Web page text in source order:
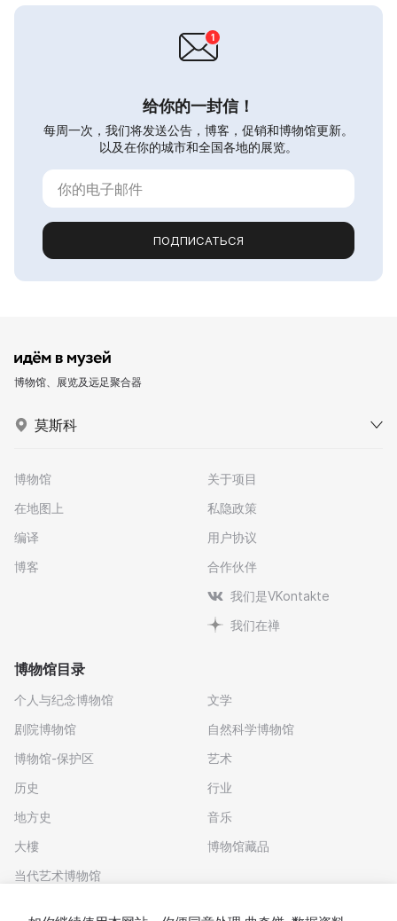
给你的一封信！
每周一次，我们将发送公告，博客，促销和博物馆更新。
以及在你的城市和全国各地的展览。
ПОДПИСАТЬСЯ
博物馆、展览及远足聚合器
莫斯科
博物馆
在地图上
编译
博客
关于项目
私隐政策
用户协议
合作伙伴
我们是VKontakte
我们在禅
博物馆目录
个人与纪念博物馆
剧院博物馆
博物馆-保护区
历史
地方史
大樓
当代艺术博物馆
文学
自然科学博物馆
艺术
行业
音乐
博物馆藏品